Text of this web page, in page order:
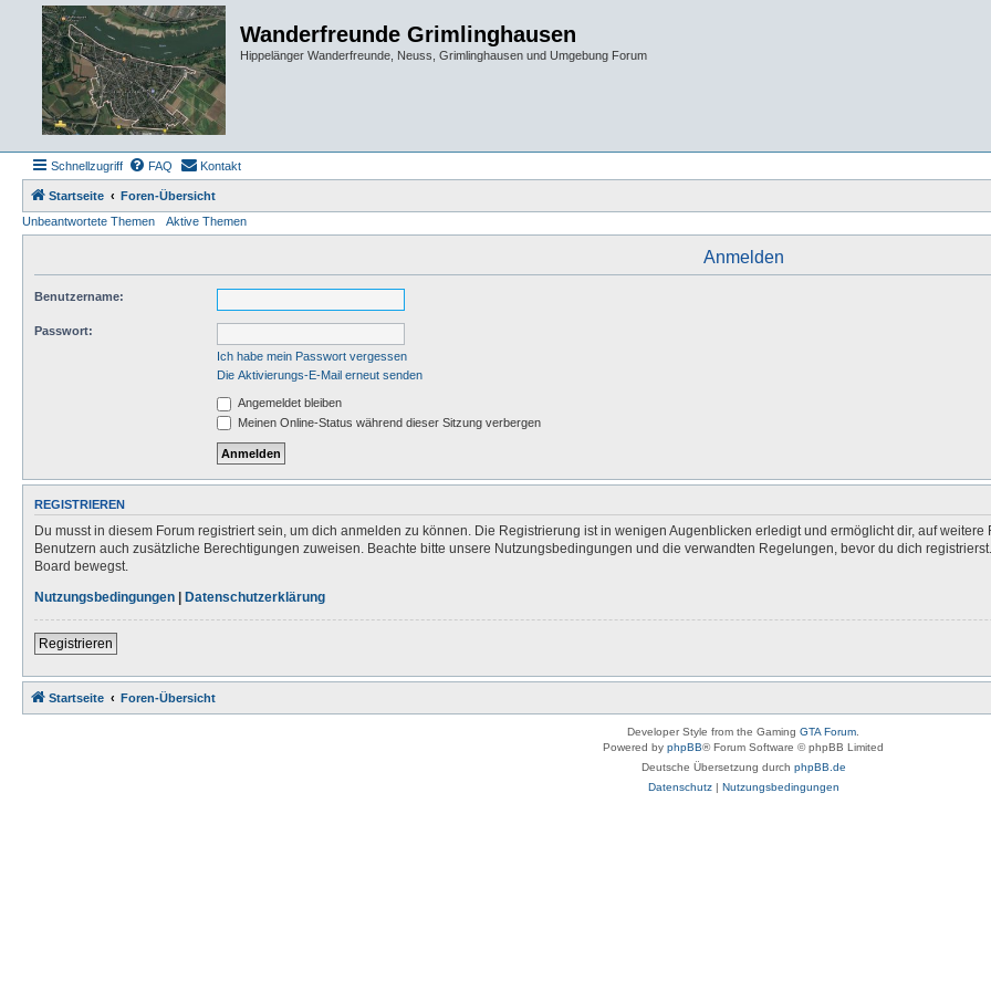
Wanderfreunde Grimlinghausen
Hippelänger Wanderfreunde, Neuss, Grimlinghausen und Umgebung Forum
Schnellzugriff FAQ Kontakt
Startseite
Foren-Übersicht
Unbeantwortete Themen
Aktive Themen
Anmelden
Benutzername:
Passwort:
Ich habe mein Passwort vergessen
Die Aktivierungs-E-Mail erneut senden
Angemeldet bleiben
Meinen Online-Status während dieser Sitzung verbergen
REGISTRIEREN
Du musst in diesem Forum registriert sein, um dich anmelden zu können. Die Registrierung ist in wenigen Augenblicken erledigt und ermöglicht dir, auf
Benutzern auch zusätzliche Berechtigungen zuweisen. Beachte bitte unsere Nutzungsbedingungen und die verwandten Regelungen, bevor du dich
Board bewegst.
Nutzungsbedingungen | Datenschutzerklärung
Registrieren
Startseite Foren-Übersicht
Developer Style from the Gaming GTA Forum
Powered by phpBB® Forum Software © phpBB Limited
Deutsche Übersetzung durch phpBB.de
Datenschutz| Nutzungsbedingungen